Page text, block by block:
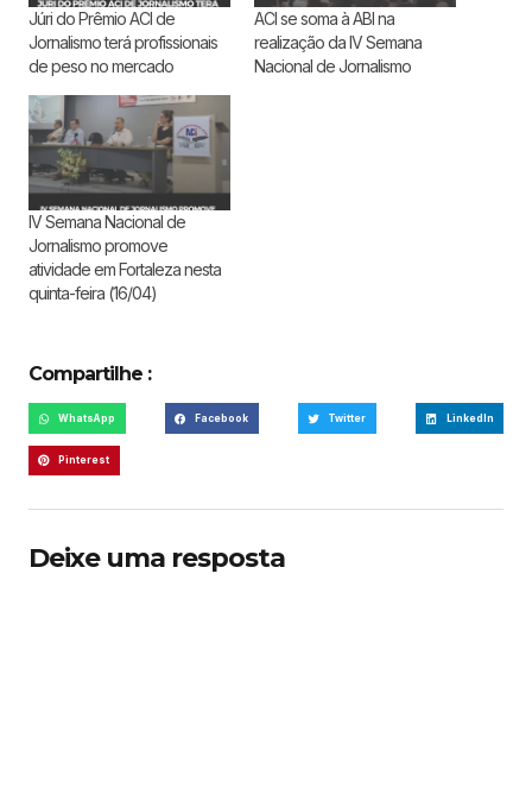
Júri do Prêmio ACI de
Jornalismo terá profissionais
de peso no mercado
ACI se soma à ABI na
realização da IV Semana
Nacional de Jornalismo
IV Semana Nacional de
Jornalismo promove
atividade em Fortaleza nesta
quinta-feira (16/04)
Compartilhe :
WhatsApp Facebook Twitter LinkedIn
Pinterest
Deixe uma resposta